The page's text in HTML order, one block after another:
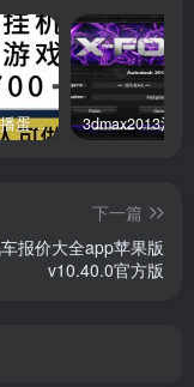
快手无人挂机直播蛋仔游戏，一天收入700+流程简单人人可做（送10G素材）
下一篇
报价大全app苹果版
v10.40.0官方版